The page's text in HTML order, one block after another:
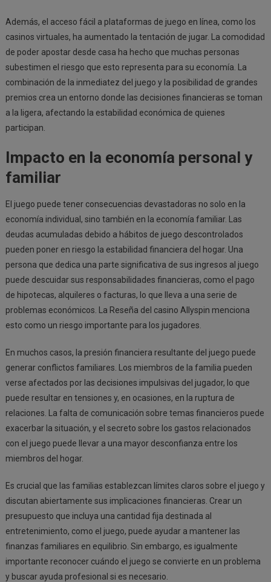
Además, el acceso fácil a plataformas de juego en línea, como los
casinos virtuales, ha aumentado la tentación de jugar. La comodidad
de poder apostar desde casa ha hecho que muchas personas
subestimen el riesgo que esto representa para su economía. La
combinación de la inmediatez del juego y la posibilidad de grandes
premios crea un entorno donde las decisiones financieras se toman
a la ligera, afectando la estabilidad económica de quienes
participan.
Impacto en la economía personal y
familiar
El juego puede tener consecuencias devastadoras no solo en la
economía individual, sino también en la economía familiar. Las
deudas acumuladas debido a hábitos de juego descontrolados
pueden poner en riesgo la estabilidad financiera del hogar. Una
persona que dedica una parte significativa de sus ingresos al juego
puede descuidar sus responsabilidades financieras, como el pago
de hipotecas, alquileres o facturas, lo que lleva a una serie de
problemas económicos. La Reseña del casino Allyspin menciona
esto como un riesgo importante para los jugadores.
En muchos casos, la presión financiera resultante del juego puede
generar conflictos familiares. Los miembros de la familia pueden
verse afectados por las decisiones impulsivas del jugador, lo que
puede resultar en tensiones y, en ocasiones, en la ruptura de
relaciones. La falta de comunicación sobre temas financieros puede
exacerbar la situación, y el secreto sobre los gastos relacionados
con el juego puede llevar a una mayor desconfianza entre los
miembros del hogar.
Es crucial que las familias establezcan límites claros sobre el juego y
discutan abiertamente sus implicaciones financieras. Crear un
presupuesto que incluya una cantidad fija destinada al
entretenimiento, como el juego, puede ayudar a mantener las
finanzas familiares en equilibrio. Sin embargo, es igualmente
importante reconocer cuándo el juego se convierte en un problema
y buscar ayuda profesional si es necesario.